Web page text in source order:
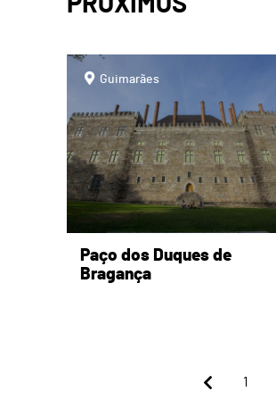
pageGuimarães
Paço dos Duques de
Bragança
1